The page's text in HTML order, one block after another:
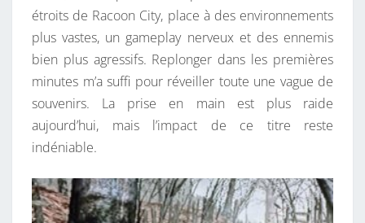
étroits de Racoon City, place à des environnements
plus vastes, un gameplay nerveux et des ennemis
bien plus agressifs. Replonger dans les premières
minutes m’a suffi pour réveiller toute une vague de
souvenirs. La prise en main est plus raide
aujourd’hui, mais l’impact de ce titre reste
indéniable.